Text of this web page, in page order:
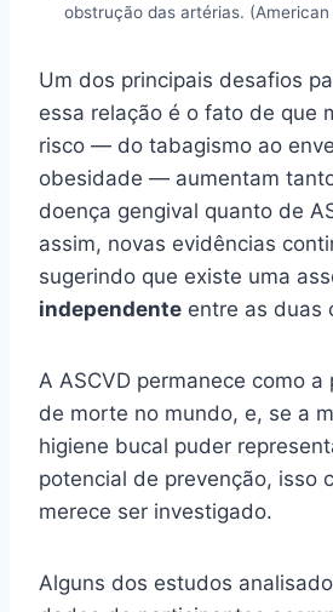
obstrução das artérias.
Um dos principais desafios
essa relação é o fato de que
risco — do tabagismo ao
obesidade — aumentam
doença gengival quanto de
assim, novas evidências
sugerindo que existe uma
independente entre as duas
A ASCVD permanece como a
de morte no mundo, e, se a
higiene bucal puder
potencial de prevenção, isso
merece ser investigado.
Alguns dos estudos